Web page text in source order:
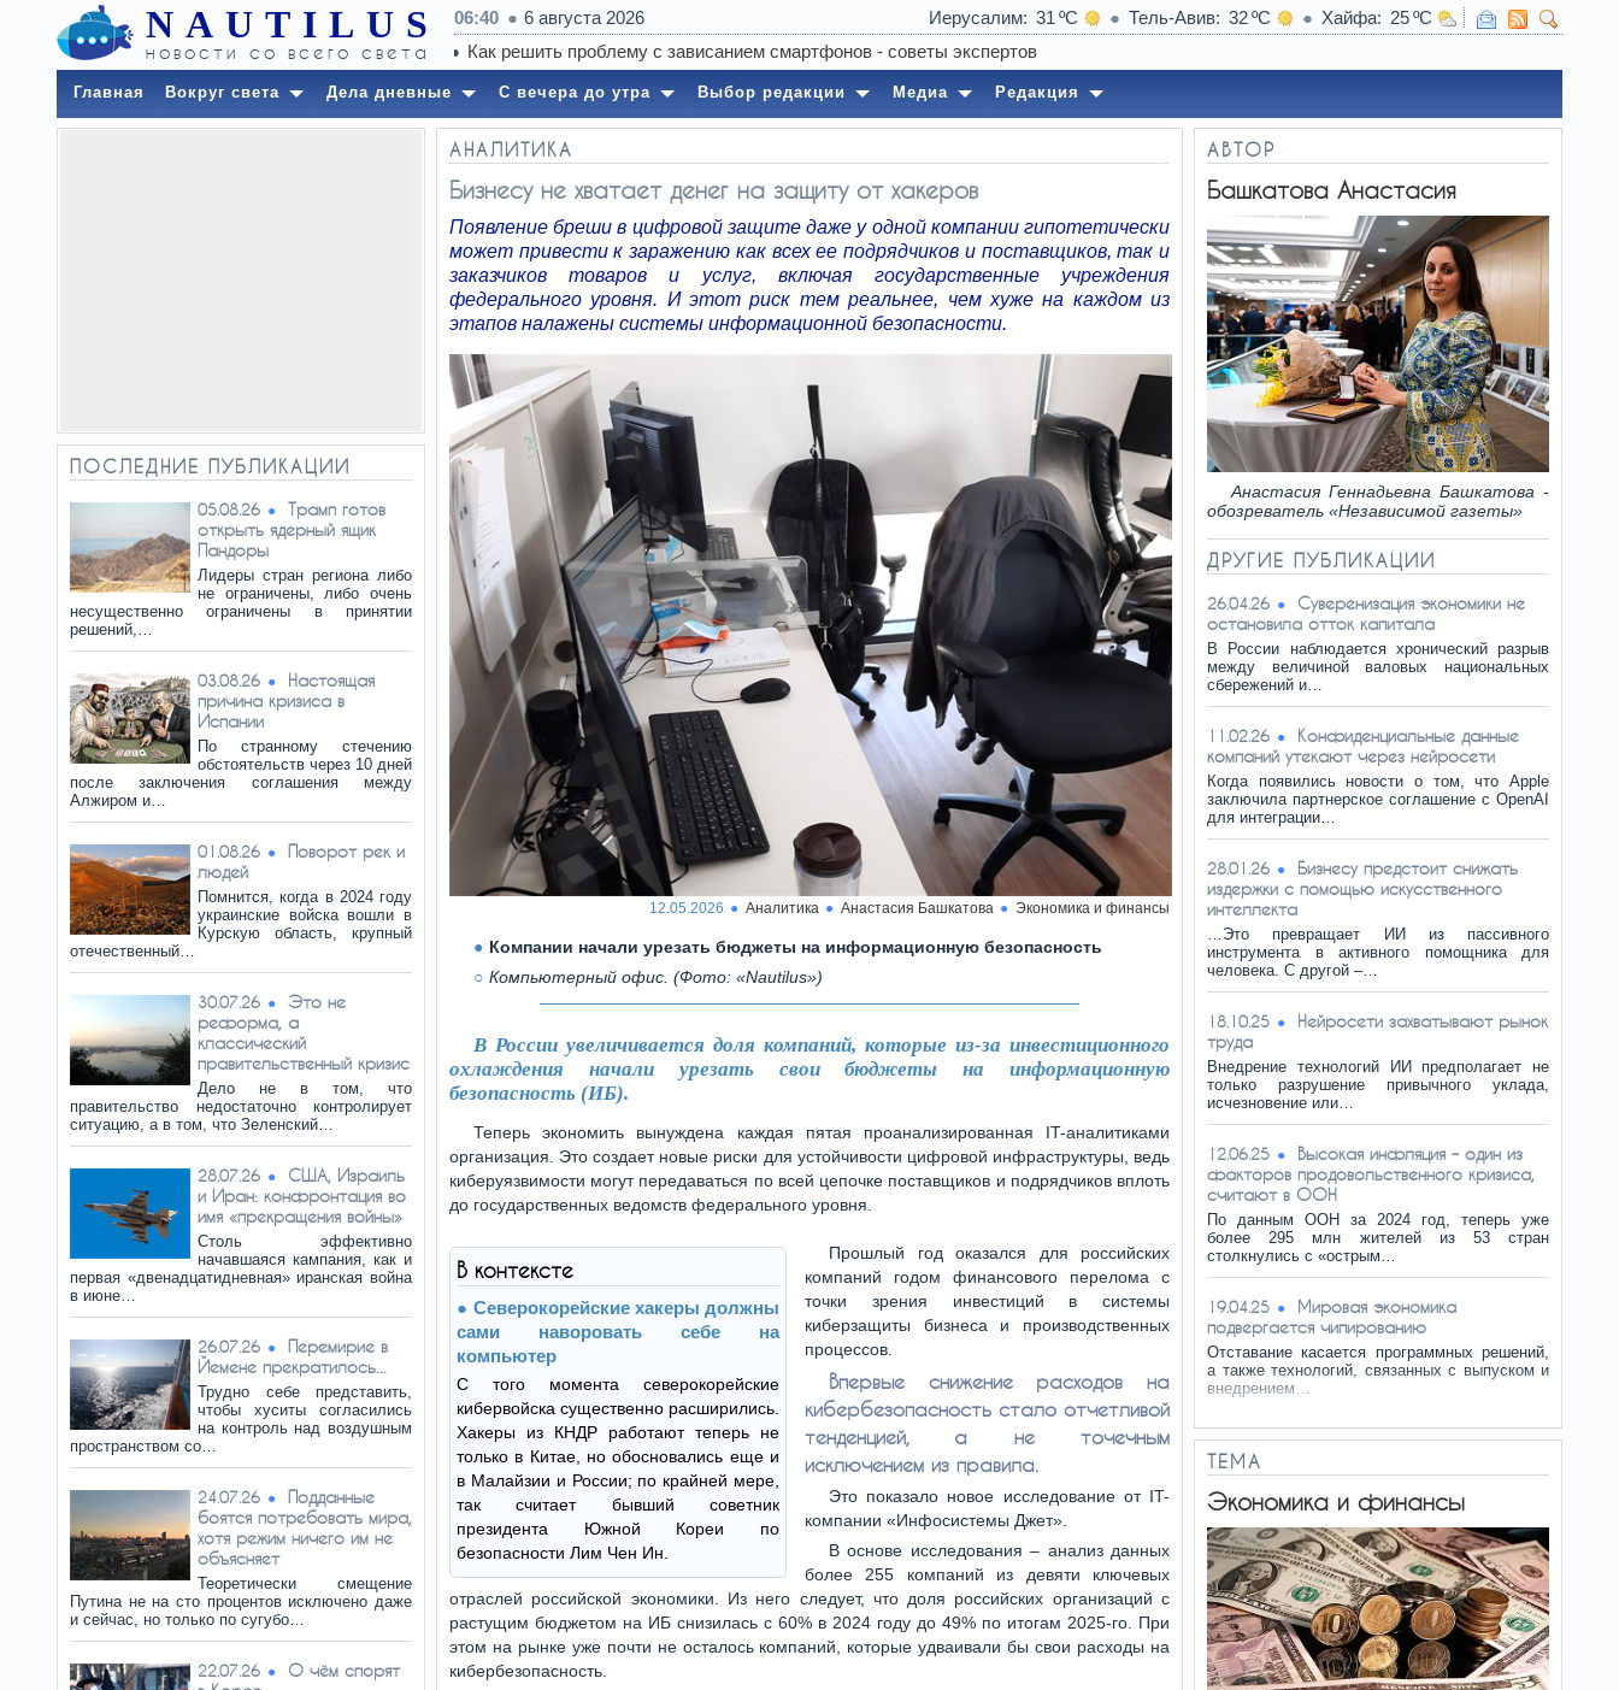
NAUTILUS
новости со всего света
06:40 6 августа 2026 Иерусалим 31 Тель-Авив 32 Хайфа
25
Главная Вокруг света Дела дневные С вечера до утра Выбор редакции Медиа Редакция
ПОСЛЕДНИЕ ПУБЛИКАЦИИ
05.08.26
Трамп готов
открыть ядерный ящик
Пандоры
Лидеры стран региона либо
не ограничены, либо очень
несущественно ограничены в принятии
решений,…
03.08.26
Настоящая
причина кризиса в
Испании
По странному стечению
обстоятельств через 10 дней
после заключения соглашения между
Алжиром и…
01.08.26
Поворот рек и
людей
Помнится, когда в 2024 году
украинские войска вошли в
Курскую область, крупный
отечественный…
30.07.26
Это не
реформа, а
классический
правительственный кризис
Дело не в том, что
правительство недостаточно контролирует
ситуацию, а в том, что Зеленский…
28.07.26
США, Израиль
и Иран: конфронтация во
имя «прекращения войны»
Столь эффективно
начавшаяся кампания, как и
первая «двенадцатидневная» иранская война
в июне…
26.07.26
Перемирие в
Йемене прекратилось...
Трудно себе представить,
чтобы хуситы согласились
на контроль над воздушным
пространством со…
24.07.26
Подданные
боятся потребовать мира,
хотя режим ничего им не
объясняет
Теоретически смещение
Путина не на сто процентов исключено даже
и сейчас, но только по сугубо…
22.07.26
О чём спорят
АНАЛИТИКА
Бизнесу не хватает денег на защиту от хакеров
Появление бреши в цифровой защите даже у одной компании гипотетически
может привести к заражению как всех ее подрядчиков и поставщиков, так и
заказчиков товаров и услуг, включая государственные учреждения
федерального уровня. И этот риск тем реальнее, чем хуже на каждом из
этапов налажены системы информационной безопасности.
12.05.2026 Аналитика Анастасия Башкатова Экономика и финансы
Компании начали урезать бюджеты на информационную безопасность
Компьютерный офис. (Фото: «Nautilus»)
В России увеличивается доля компаний, которые из-за инвестиционного
охлаждения начали урезать свои бюджеты на информационную
безопасность (ИБ).
Теперь экономить вынуждена каждая пятая проанализированная IT-аналитиками
организация. Это создает новые риски для устойчивости цифровой инфраструктуры, ведь
киберуязвимости могут передаваться по всей цепочке поставщиков и подрядчиков вплоть
до государственных ведомств федерального уровня.
В контексте
Северокорейские хакеры должны
сами наворовать себе на
компьютер
С того момента северокорейские
кибервойска существенно расширились.
Хакеры из КНДР работают теперь не
только в Китае, но обосновались еще и
в Малайзии и России; по крайней мере,
так считает бывший советник
президента Южной Кореи по
безопасности Лим Чен Ин.
Прошлый год оказался для российских
компаний годом финансового перелома с
точки зрения инвестиций в системы
киберзащиты бизнеса и производственных
процессов.
Впервые снижение расходов на
кибербезопасность стало отчетливой
тенденцией, а не точечным
исключением из правила.
Это показало новое исследование от IT-
компании «Инфосистемы Джет».
В основе исследования – анализ данных
более 255 компаний из девяти ключевых
отраслей российской экономики. Из него следует, что доля российских организаций с
растущим бюджетом на ИБ снизилась с 60% в 2024 году до 49% по итогам 2025-го. При
этом на рынке уже почти не осталось компаний, которые удваивали бы свои расходы на
кибербезопасность.
АВТОР
Башкатова Анастасия
Анастасия Геннадьевна Башкатова -
обозреватель «Независимой газеты»
ДРУГИЕ ПУБЛИКАЦИИ
26.04.26
Суверенизация экономики не
остановила отток капитала
В России наблюдается хронический разрыв
между величиной валовых национальных
сбережений и…
11.02.26
Конфиденциальные данные
компаний утекают через нейросети
Когда появились новости о том, что Apple
заключила партнерское соглашение с OpenAI
для интеграции…
28.01.26
Бизнесу предстоит снижать
издержки с помощью искусственного
интеллекта
…Это превращает ИИ из пассивного
инструмента в активного помощника для
человека. С другой –…
18.10.25
Нейросети захватывают рынок
труда
Внедрение технологий ИИ предполагает не
только разрушение привычного уклада,
исчезновение или…
12.06.25
Высокая инфляция – один из
факторов продовольственного кризиса,
считают в ООН
По данным ООН за 2024 год, теперь уже
более 295 млн жителей из 53 стран
столкнулись с «острым…
19.04.25
Мировая экономика
подвергается чипированию
Отставание касается программных решений,
а также технологий, связанных с выпуском и
внедрением…
ТЕМА
Экономика и финансы